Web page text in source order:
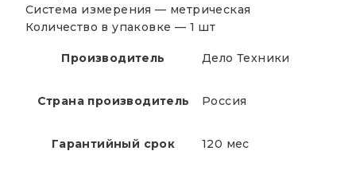
Система измерения — метрическая
Количество в упаковке — 1 шт
Производитель Дело Техники
Страна производитель Россия
Гарантийный срок 120 мес